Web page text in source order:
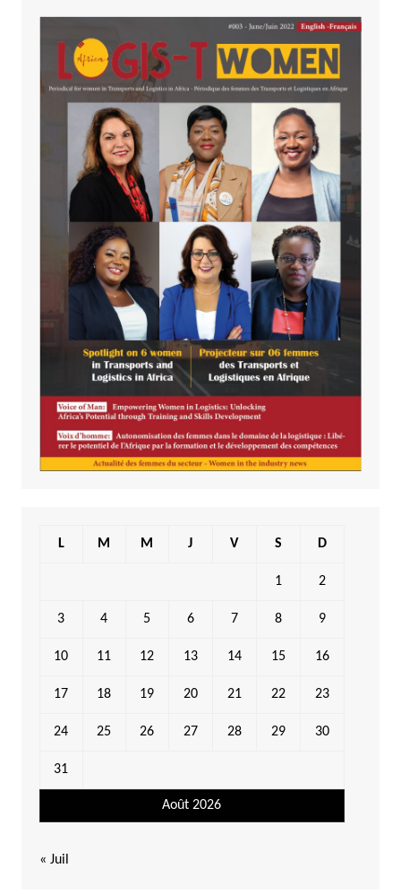
Août 2026
L M M J V S D
1 2
3 4 5 6 7 8 9
10 11 12 13 14 15 16
17 18 19 20 21 22 23
24 25 26 27 28 29 30
31
« Juil